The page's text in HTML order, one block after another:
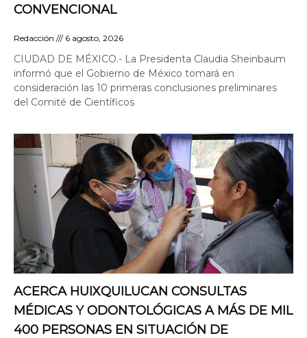
CONVENCIONAL
Redacción 6 agosto, 2026
CIUDAD DE MÉXICO.- La Presidenta Claudia Sheinbaum
informó que el Gobierno de México tomará en
consideración las 10 primeras conclusiones preliminares
del Comité de Científicos
ACERCA HUIXQUILUCAN CONSULTAS
MÉDICAS Y ODONTOLÓGICAS A MÁS DE MIL
400 PERSONAS EN SITUACIÓN DE